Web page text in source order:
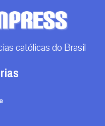
católicas do Brasil